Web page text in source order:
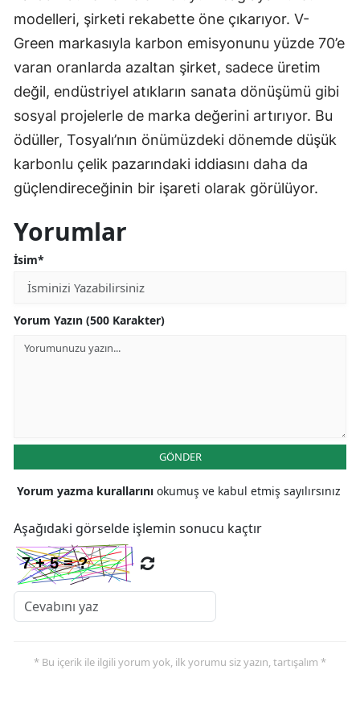
modelleri, şirketi rekabette öne çıkarıyor. V-
Green markasıyla karbon emisyonunu yüzde 70’e
varan oranlarda azaltan şirket, sadece üretim
değil, endüstriyel atıkların sanata dönüşümü gibi
sosyal projelerle de marka değerini artırıyor. Bu
ödüller, Tosyalı’nın önümüzdeki dönemde düşük
karbonlu çelik pazarındaki iddiasını daha da
güçlendireceğinin bir işareti olarak görülüyor.
Yorumlar
İsim*
Yorum Yazın (500 Karakter)
GÖNDER
Yorum yazma kurallarını okumuş ve kabul etmiş sayılırsınız
Aşağıdaki görselde işlemin sonucu kaçtır
* Bu içerik ile ilgili yorum yok, ilk yorumu siz yazın, tartışalım *